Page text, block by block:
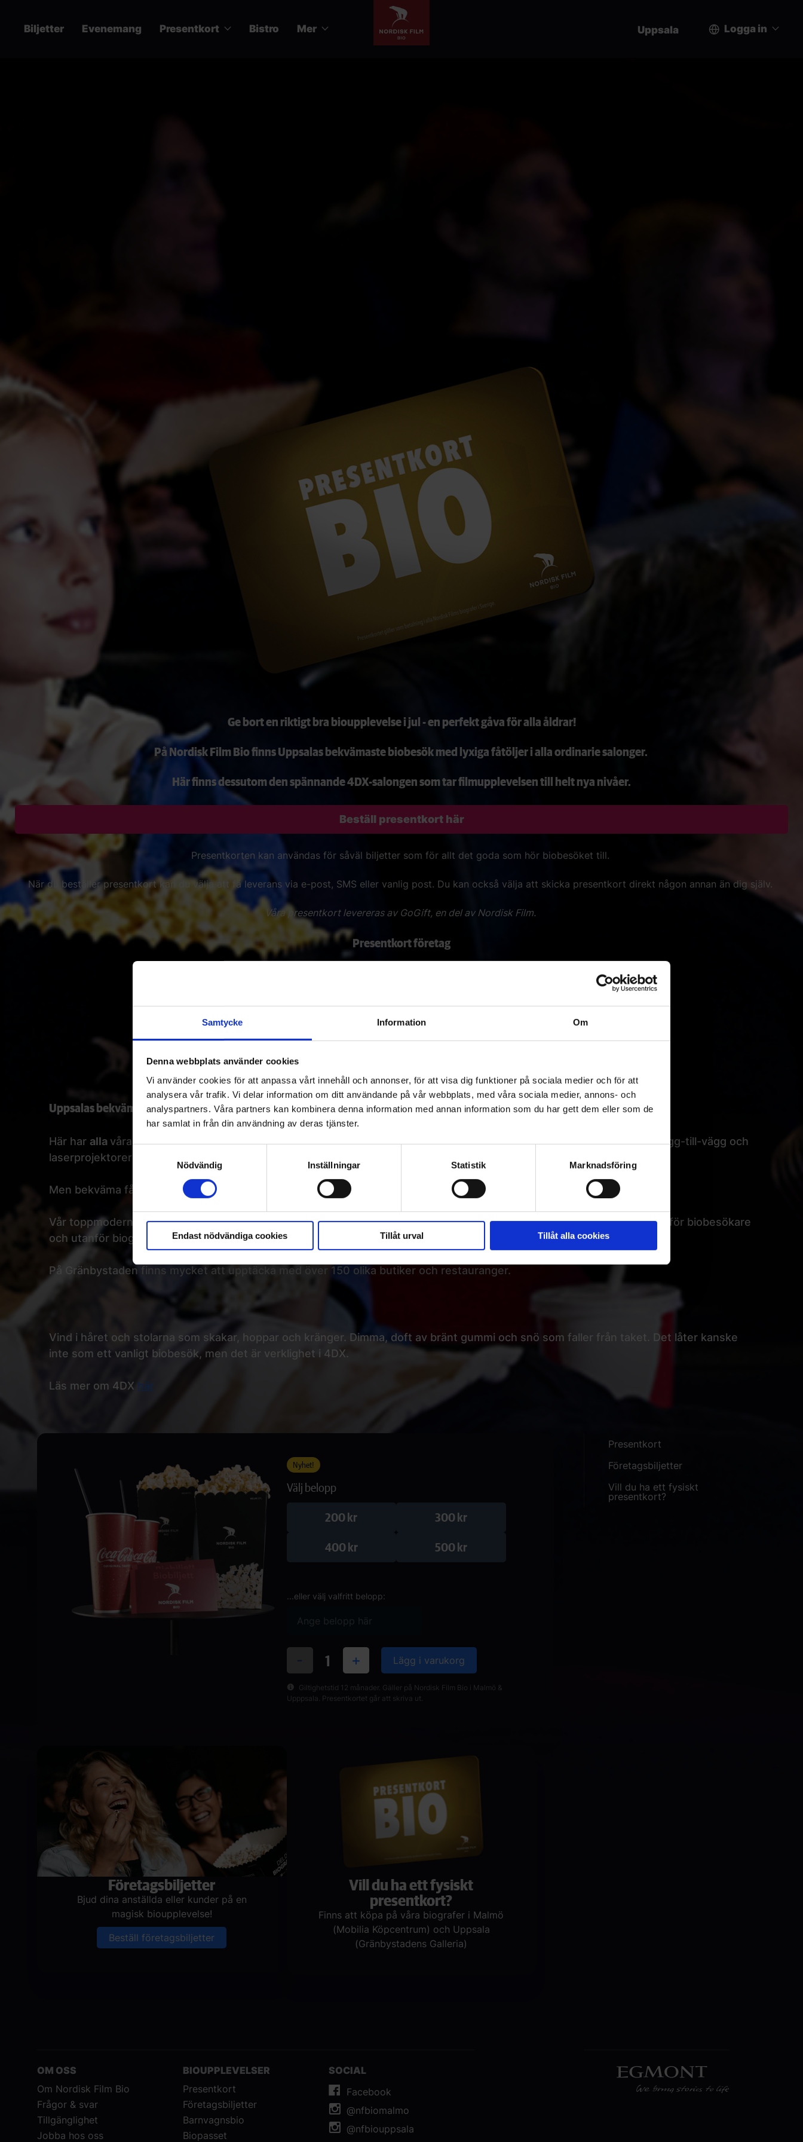
Samtycke Information Om
Denna webbplats använder cookies
Vi använder cookies för att anpassa vårt innehåll och annonser, för att visa dig funktioner på sociala medier och för att
analysera vår trafik. Vi delar information om ditt användande på vår webbplats, med våra sociala medier, annons- och
analyspartners. Våra partners kan kombinera denna information med annan information som du har gett dem eller som de
har samlat in från din användning av deras tjänster.
Nödvändig
Inställningar Statistik Marknadsföring
Endast nödvändiga cookies Tillåt urval Tillåt alla cookies
huvudinnehåll
Biljetter Evenemang Presentkort Bistro Mer Uppsala Logga in
Ge bort en riktigt bra bioupplevelse i jul - en perfekt gåva för alla åldrar!
På Nordisk Film Bio finns Uppsalas bekvämaste biobesök med lyxiga fåtöljer i alla ordinarie salonger.
Här finns dessutom den spännande 4DX-salongen som tar filmupplevelsen till helt nya nivåer.
Beställ presentkort här
Presentkorten kan användas för såväl biljetter som för allt det goda som hör biobesöket till.
När du beställer presentkort kan du välja att få leverans via e-post, SMS eller vanlig post. Du kan också välja att skicka presentkort direkt någon annan än dig själv.
Våra presentkort levereras av GoGift, en del av Nordisk Film.
Presentkort företag
Behöver du en snabb julgåva? Även företag kan klicka hem presentkort ovan snabbt och enkelt.
Uppsalas bekvämaste biobesök
Här har alla våra ordinarie salonger lyxigt bekväma reclinersfåtöljer, omslutande ljud från Dolby ATMOS, biodukar från vägg-till-vägg och
laserprojektorer med knivskarp 4K-bild.
Men bekväma fåtöljer är inte allt. Det är också väldigt enkelt att besöka oss.
Vår toppmoderna biograf finns i Gränbystadens Galleria, precis ovanför parkeringsgaraget. Alltid 4 timmars fri parkering för biobesökare
och utanför biografen stannar både lokal- och regionalbussar.
På Gränbystaden finns mycket att upptäcka med över 150 olika butiker och restauranger.
Vind i håret och stolarna som skakar, hoppar och kränger. Dimma, doft av bränt gummi och snö som faller från taket. Det låter kanske
inte som ett vanligt biobesök, men det är verklighet i 4DX.
Läs mer om 4DX här
Nyhet!
Välj belopp
200 kr 300 kr
400 kr 500 kr
...eller välj valfritt belopp:
- +
Giltighetstid 12 månader. Gäller på Nordisk Film Bio i Malmö &
Upppsala. Presentkortet går att skriva ut.
Företagsbiljetter
Bjud dina anställda eller kunder på en
magisk bioupplevelse!
Beställ företagsbiljetter
Vill du ha ett fysiskt
presentkort?
Finns att köpa på våra biografer i Malmö
(Mobilia Köpcentrum) och Uppsala
(Gränbystadens Galleria)
Presentkort
Företagsbiljetter
Vill du ha ett fysiskt
presentkort?
OM OSS
Om Nordisk Film Bio
Frågor & svar
Tillgänglighet
Jobba hos oss
BIOUPPLEVELSER
Presentkort
Företagsbiljetter
Barnvagnsbio
Biopasset
SOCIAL
Facebook
@nfbiomalmo
@nfbiouppsala